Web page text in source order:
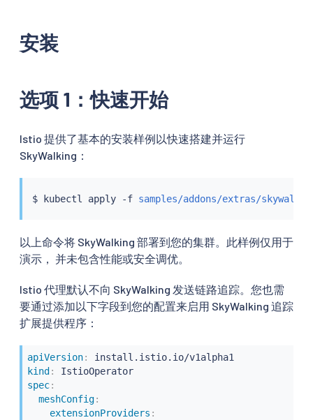
安装
选项 1：快速开始
Istio 提供了基本的安装样例以快速搭建并运行
SkyWalking：
$ kubectl apply -f samples/addons/extras/
以上命令将 SkyWalking 部署到您的集群。此样例仅用于
演示， 并未包含性能或安全调优。
Istio 代理默认不向 SkyWalking 发送链路追踪。您也需
要通过添加以下字段到您的配置来启用 SkyWalking 追踪
扩展提供程序：
apiVersion:
kind :
IstioOperator
spec:
meshConfig:
extensionProviders :